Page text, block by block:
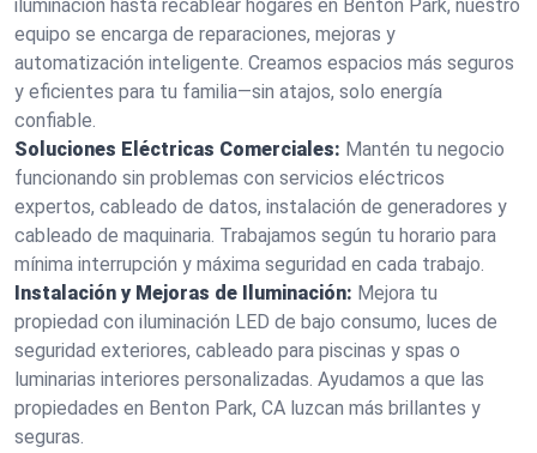
iluminación hasta recablear hogares en Benton Park, nuestro
equipo se encarga de reparaciones, mejoras y
automatización inteligente. Creamos espacios más seguros
y eficientes para tu familia—sin atajos, solo energía
confiable.
Soluciones Eléctricas Comerciales: Mantén tu negocio
funcionando sin problemas con servicios eléctricos
expertos, cableado de datos, instalación de generadores y
cableado de maquinaria. Trabajamos según tu horario para
mínima interrupción y máxima seguridad en cada trabajo.
Instalación y Mejoras de Iluminación: Mejora tu
propiedad con iluminación LED de bajo consumo, luces de
seguridad exteriores, cableado para piscinas y spas o
luminarias interiores personalizadas. Ayudamos a que las
propiedades en Benton Park, CA luzcan más brillantes y
seguras.